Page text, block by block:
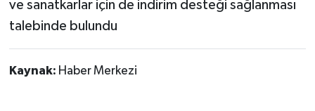
ve sanatkarlar için de indirim desteği sağlanması
talebinde bulundu
Kaynak: Haber Merkezi